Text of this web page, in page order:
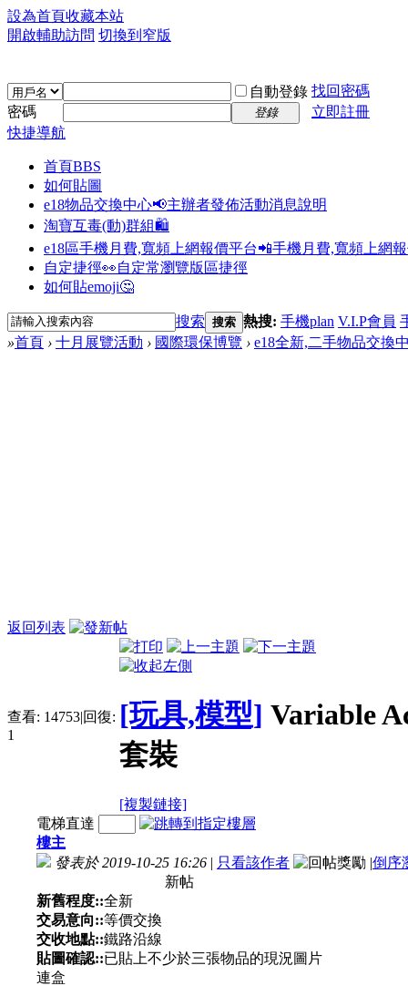
設為首頁收藏本站
開啟輔助訪問 切換到窄版
自動登錄 找回密碼
密碼
登錄
立即註冊
快捷導航
首頁BBS
如何貼圖
e18物品交換中心📢主辦者發佈活動消息說明
淘寶互毒(動)群組🛍️
e18區手機月費,寬頻上網報價平台📲手機月費,寬頻上網
自定捷徑👀自定常瀏覽版區捷徑
如何貼emoji🤔
搜索 搜索 熱搜: 手機plan V.I.P會員
»首頁 › 十月展覽活動 › 國際環保博覽 › e18全新,二手物品交換
返回列表
查看: 14753|回復:
1
[玩具,模型] Variable
套裝
[複製鏈接]
電梯直達
樓主
發表於 2019-10-25 16:26 | 只看該作者 |倒序
新帖
新舊程度::全新
交易意向::等價交換
交收地點::鐵路沿線
貼圖確認::已貼上不少於三張物品的現況圖片
連盒